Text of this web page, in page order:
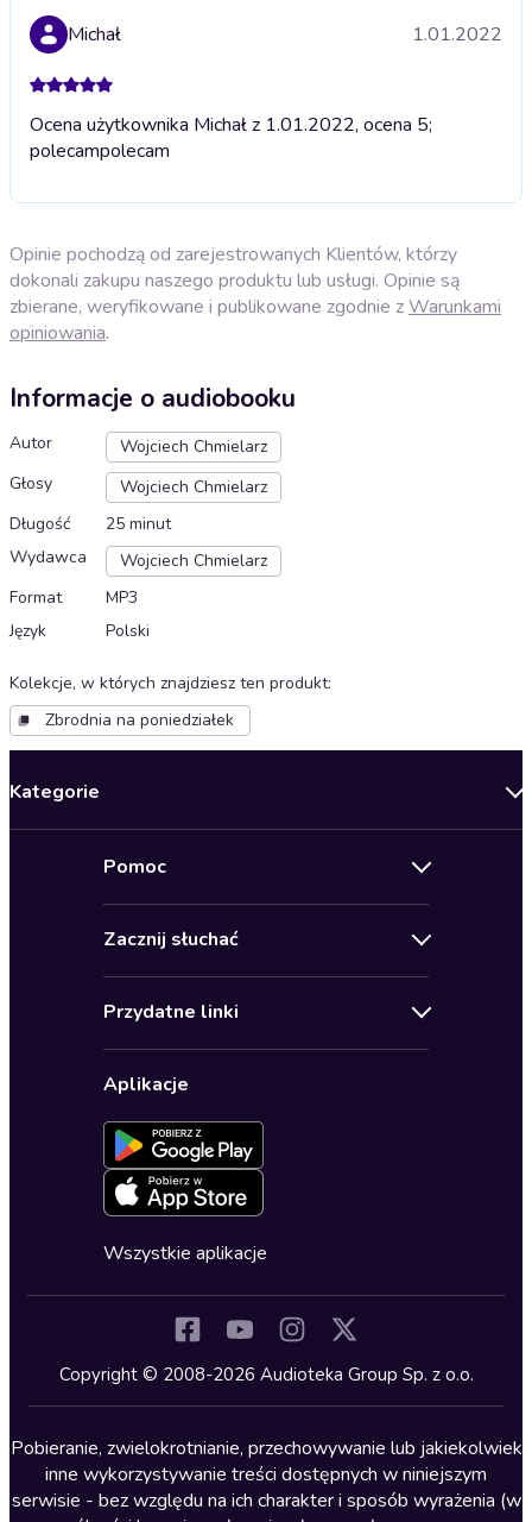
Michał 1.01.2022
Ocena użytkownika Michał z 1.01.2022, ocena 5;
polecampolecam
Opinie pochodzą od zarejestrowanych Klientów, którzy
dokonali zakupu naszego produktu lub usługi. Opinie są
zbierane, weryfikowane i publikowane zgodnie zWarunkami
opiniowania.
Informacje o audiobooku
Autor
Wojciech Chmielarz
Głosy
Wojciech Chmielarz
Długość
25 minut
Wydawca
Wojciech Chmielarz
Format
MP3
Język
Polski
Kolekcje, w których znajdziesz ten produkt:
Zbrodnia na poniedziałek
Kategorie
Biznes, marketing, ekonomia
Dla młodzieży
Kryminały
Lektury szkolne
Literatura anglojęzyczna
Literatura faktu
Pomoc
Pomoc
Ustawienia prywatności
Formularz zgłaszania nielegalnych treści
Deklaracja dostępności
Zacznij słuchać
Karnety
Oferta dla firm i bibliotek
Przydatne linki
Dołącz do newslettera
Blog
Zapowiedzi
Cykle audiobooków
Aplikacje
Wszystkie aplikacje
Copyright © 2008-2026 Audioteka Group Sp. z o.o.
Pobieranie, zwielokrotnianie, przechowywanie lub jakiekolwiek
inne wykorzystywanie treści dostępnych w niniejszym
serwisie - bez względu na ich charakter i sposób wyrażenia (w